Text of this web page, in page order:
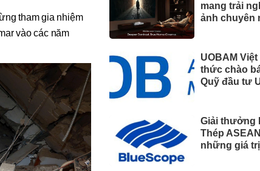
tham gia nhiệm
vào các năm
mang trải
ảnh chuyên
UOBAM
thức chào
Quỹ đầu tư
Giải thưởng
Thép
những giá